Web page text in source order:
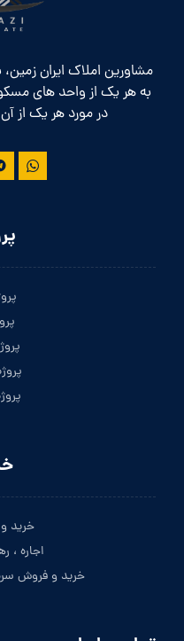
مشاورین املاک ایران
به هر یک از واحد های
در مورد هر یک از
خرید
اجاره ،
خرید و فروش